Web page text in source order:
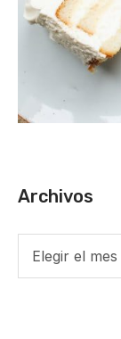
Archivos